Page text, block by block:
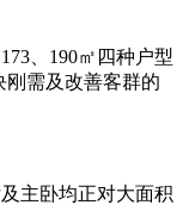
、190㎡四种户型
刚需及改善客群的
主卧均正对大面积